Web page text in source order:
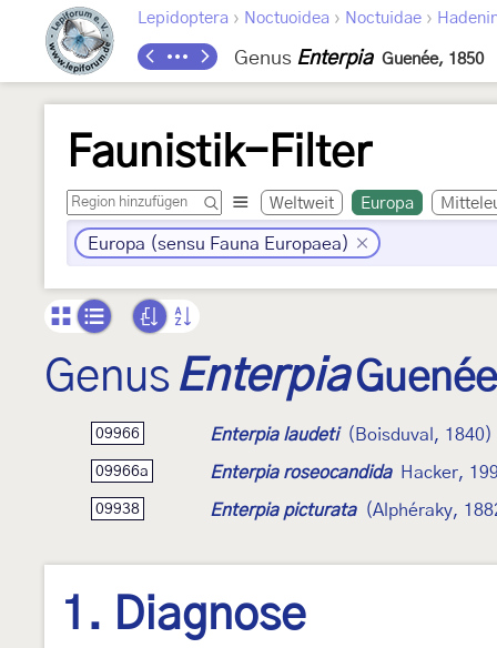
Lepidoptera › Noctuoidea › Noctuidae ›
Genus Enterpia Guenée, 1850
Faunistik-Filter
Weltweit Europa
Europa (sensu Fauna Europaea)
Genus Enterpia
09966 Enterpia laudeti (Boisduval, 1840)
09966a Enterpia roseocandida Hacker,
09938 Enterpia picturata (Alphéraky,
1. Diagnose